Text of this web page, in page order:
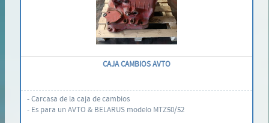
CAJA CAMBIOS AVTO
- Carcasa de la caja de cambios
- Es para un AVTO & BELARUS modelo MTZ50/52